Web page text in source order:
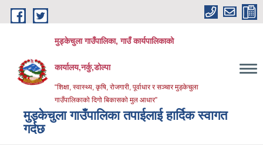
Skip to main content
मुड्केचुला गाउँपालिका, गाउँ कार्यपालिकाको
कार्यालय,नर्कु,डोल्पा
“शिक्षा, स्वास्थ्य, कृषि, रोजगारी, पूर्वाधार र सञ्चार मुड्केचुला
गाउँपालिकाको दिगो बिकासको मुल आधार”
मुड्केचुला गाउँपालिका तपाईलाई हार्दिक स्वागत
गर्दछ